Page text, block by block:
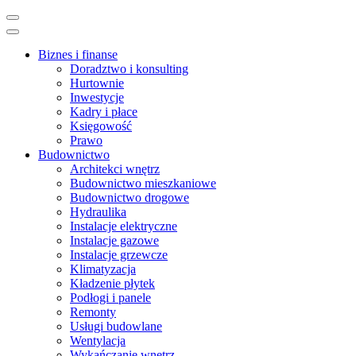
Skip
to
(Press
Biznes i finanse
Doradztwo i konsulting
Hurtownie
Inwestycje
Kadry i płace
Księgowość
Prawo
Budownictwo
Architekci wnętrz
Budownictwo mieszkaniowe
Budownictwo drogowe
Hydraulika
Instalacje elektryczne
Instalacje gazowe
Instalacje grzewcze
Klimatyzacja
Kładzenie płytek
Podłogi i panele
Remonty
Usługi budowlane
Wentylacja